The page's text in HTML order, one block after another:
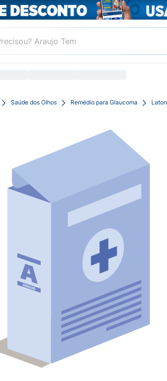
Saúde dos Olhos Remédio para Glaucoma